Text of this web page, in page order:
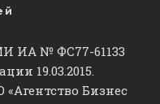
ИА № ФС77-61133
19.03.2015.
Бизнес